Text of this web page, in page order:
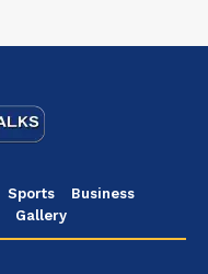
Sports
Business
Gallery